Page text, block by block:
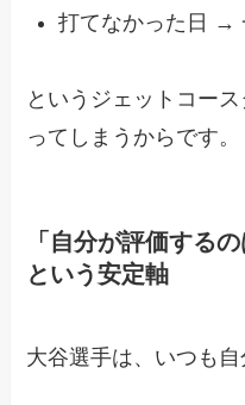
打てなかった日 →
というジェットコー
ってしまうからです。
「自分が評価する
という安定軸
大谷選手は、いつも自